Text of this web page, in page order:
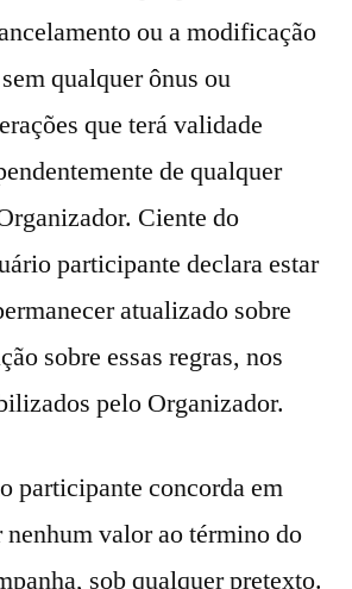
ou a modificação
qualquer ônus ou
que terá validade
de qualquer
Ciente do
participante declara estar
atualizado sobre
sobre essas regras, nos
pelo Organizador.
participante concorda em
valor ao término do
sob qualquer pretexto.